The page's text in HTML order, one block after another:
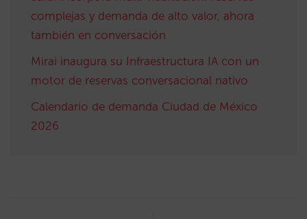
complejas y demanda de alto valor, ahora
también en conversación
Mirai inaugura su Infraestructura IA con un
motor de reservas conversacional nativo
Calendario de demanda Ciudad de México
2026